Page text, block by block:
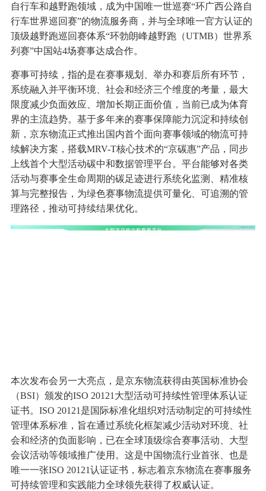
自行车和越野跑领域，成为中国唯一世巡赛“环广西公路自
行车世界巡回赛”的物流服务商，并与全球唯一官方认证的
顶级越野跑巡回赛体系“环勃朗峰越野跑（UTMB）世界系
列赛”中国站4场赛事达成合作。
赛事可持续，指的是在赛事规划、举办和赛后所有环节，
系统融入并平衡环境、社会和经济三个维度的考量，最大
限度减少负面效应、增加长期正面价值，当前已成为体育
界的主流趋势。基于多年来的赛事保障能力沉淀和持续创
新，京东物流正式推出国内首个面向赛事领域的物流可持
续解决方案，搭载MRV-T核心技术的“京碳惠”产品，同步
上线首个大型活动碳中和数据管理平台。平台能够对各类
活动与赛事全生命周期的碳足迹进行系统化监测、精准核
算与完整报告，为绿色赛事物流提供可量化、可追溯的管
理路径，推动可持续结果优化。
本次发布会另一大亮点，是京东物流获得由英国标准协会
（BSI）颁发的ISO 20121大型活动可持续性管理体系认证
证书。ISO 20121是国际标准化组织对活动制定的可持续性
管理体系标准，旨在通过系统化框架减少活动对环境、社
会和经济的负面影响，已在全球顶级综合赛事活动、大型
会议活动等领域推广使用。这是中国物流行业首张、也是
唯一一张ISO 20121认证证书，标志着京东物流在赛事服务
可持续管理和实践能力全球领先获得了权威认证。